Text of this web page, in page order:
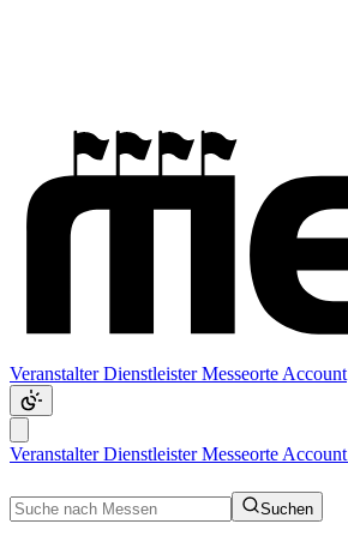
VeranstalterDienstleisterMesseorte Account
VeranstalterDienstleisterMesseorte Account
Suchen